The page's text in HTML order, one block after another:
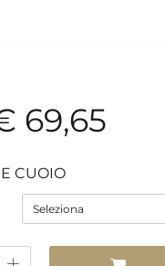
69,65
CUOIO
Seleziona